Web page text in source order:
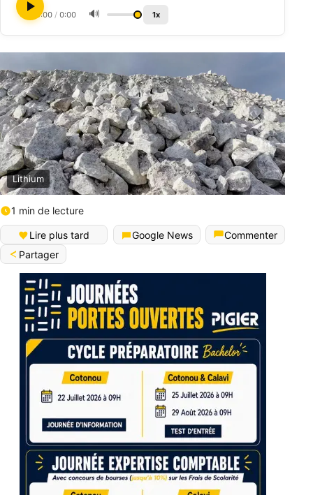
0:00 / 0:00 🔊 1x
Lithium
1 min de lecture
Lire plus tard Google News
Commenter
Partager